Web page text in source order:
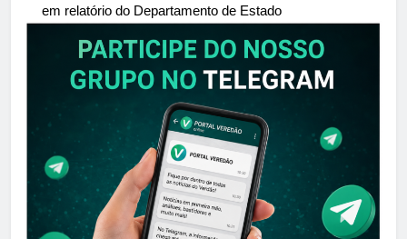
em relatório do Departamento de Estado